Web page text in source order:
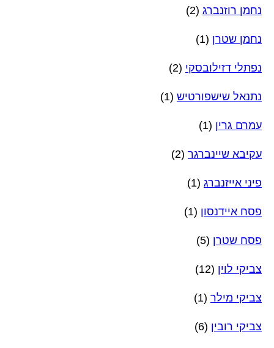
נחמן רוזנברג (2)
נחמן שטרן (1)
נפתלי דזילובסקי (2)
נתנאל שישפורטיש (1)
עמרם גרין (1)
עקיבא שיינברגר (2)
פיני אייזנברג (1)
פסח איידנסון (1)
פסח שטרן (5)
צביקי לוין (12)
צביקי מילר (1)
צביקי רובין (6)